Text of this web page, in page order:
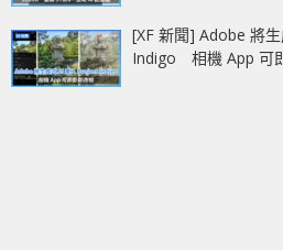
[XF 新聞] Adobe 將
Indigo 相機 App 可